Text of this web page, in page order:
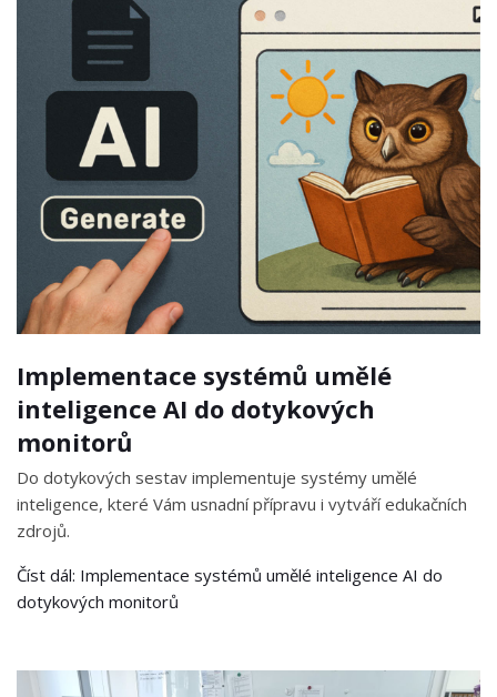
Implementace systémů umělé
inteligence AI do dotykových
monitorů
Do dotykových sestav implementuje systémy umělé
inteligence, které Vám usnadní přípravu i vytváří edukačních
zdrojů.
Číst dál: Implementace systémů umělé inteligence AI do
dotykových monitorů